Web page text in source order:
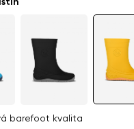
barefoot kvalita